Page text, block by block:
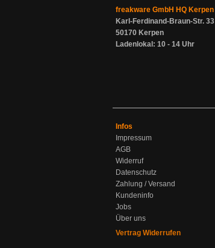
freakware GmbH HQ Kerpen
Karl-Ferdinand-Braun-Str. 33
50170 Kerpen
Ladenlokal: 10 - 14 Uhr
Infos
Impressum
AGB
Widerruf
Datenschutz
Zahlung / Versand
Kundeninfo
Jobs
Über uns
Vertrag Widerrufen